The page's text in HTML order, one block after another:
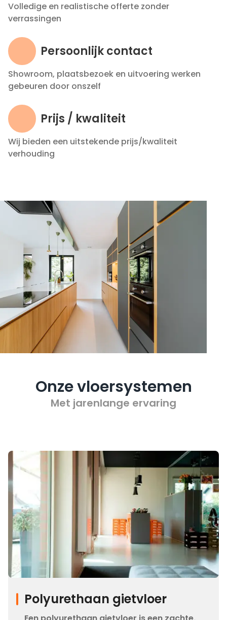
Volledige en realistische offerte zonder
verrassingen
Persoonlijk contact
Showroom, plaatsbezoek en uitvoering werken
gebeuren door onszelf
Prijs / kwaliteit
Wij bieden een uitstekende prijs/kwaliteit
verhouding
Onze vloersystemen
Met jarenlange ervaring
Polyurethaan gietvloer